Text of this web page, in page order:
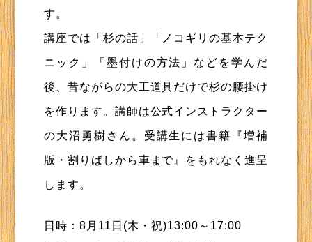
す。
講座では「杉の話」「ノコギリの基本テク
ニック」「墨付けの方法」などを学んだ
後、昔ながらの大工道具だけで杉の腰掛け
を作ります。講師は公式インストラクター
の大沼勇樹さん。受講生には書籍『増補
版・割りばしから車まで』をもれなく進呈
します。
日時：8月11日(木・祝)13:00～17:00